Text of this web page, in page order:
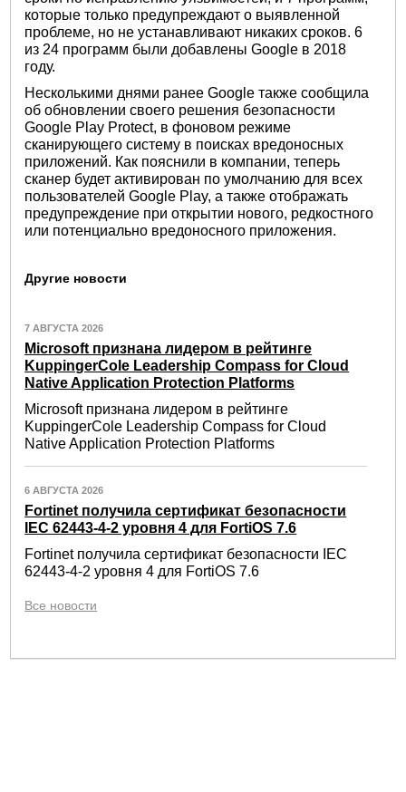
которые только предупреждают о выявленной
проблеме, но не устанавливают никаких сроков. 6
из 24 программ были добавлены Google в 2018
году.
Несколькими днями ранее Google также сообщила
об обновлении своего решения безопасности
Google Play Protect, в фоновом режиме
сканирующего систему в поисках вредоносных
приложений. Как пояснили в компании, теперь
сканер будет активирован по умолчанию для всех
пользователей Google Play, а также отображать
предупреждение при открытии нового, редкостного
или потенциально вредоносного приложения.
Другие новости
7 АВГУСТА 2026
Microsoft признана лидером в рейтинге
KuppingerCole Leadership Compass for Cloud
Native Application Protection Platforms
Microsoft признана лидером в рейтинге
KuppingerCole Leadership Compass for Cloud
Native Application Protection Platforms
6 АВГУСТА 2026
Fortinet получила сертификат безопасности
IEC 62443-4-2 уровня 4 для FortiOS 7.6
Fortinet получила сертификат безопасности IEC
62443-4-2 уровня 4 для FortiOS 7.6
Все новости